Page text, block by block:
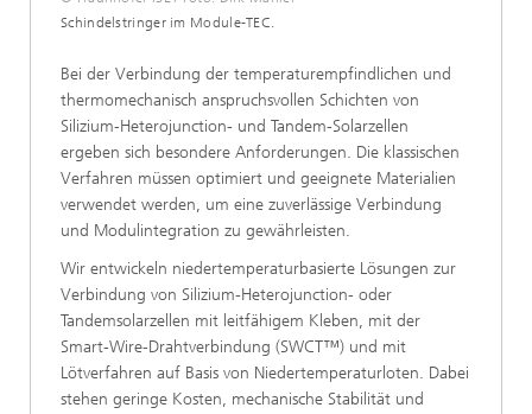
Schindelstringer im Module-TEC.
Bei der Verbindung der temperaturempfindlichen und
thermomechanisch anspruchsvollen Schichten von
Silizium-Heterojunction- und Tandem-Solarzellen
ergeben sich besondere Anforderungen. Die klassischen
Verfahren müssen optimiert und geeignete Materialien
verwendet werden, um eine zuverlässige Verbindung
und Modulintegration zu gewährleisten.
Wir entwickeln niedertemperaturbasierte Lösungen zur
Verbindung von Silizium-Heterojunction- oder
Tandemsolarzellen mit leitfähigem Kleben, mit der
Smart-Wire-Drahtverbindung (SWCT™) und mit
Lötverfahren auf Basis von Niedertemperaturloten. Dabei
stehen geringe Kosten, mechanische Stabilität und